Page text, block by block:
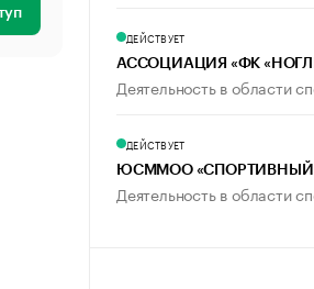
ДЕЙСТВУЕТ
АССОЦИАЦИЯ «ФК
Деятельность в области
ДЕЙСТВУЕТ
ЮСММОО «СПОРТИВНЫЙ
Деятельность в области